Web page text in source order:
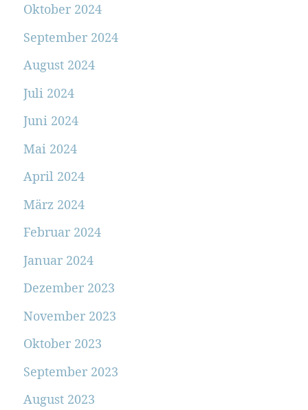
Oktober 2024
September 2024
August 2024
Juli 2024
Juni 2024
Mai 2024
April 2024
März 2024
Februar 2024
Januar 2024
Dezember 2023
November 2023
Oktober 2023
September 2023
August 2023